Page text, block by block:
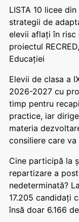
LISTA 10 licee
strategii de
elevii aflați în risc
proiectul
Educației
Elevii de clasa a
2026-2027 cu
timp pentru
practice, iar
materia
consiliere care
Cine participă la
repartizare a
nedeterminată?
17.205 candidați
însă doar 6.166